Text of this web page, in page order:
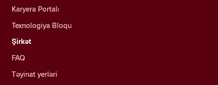
Karyera Portalı
Texnologiya Bloqu
Şirkət
FAQ
Təyinat yerləri